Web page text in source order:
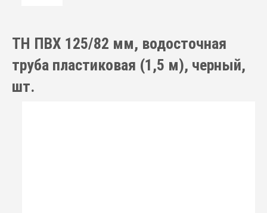
ТН ПВХ 125/82 мм, водосточная
труба пластиковая (1,5 м), черный,
шт.